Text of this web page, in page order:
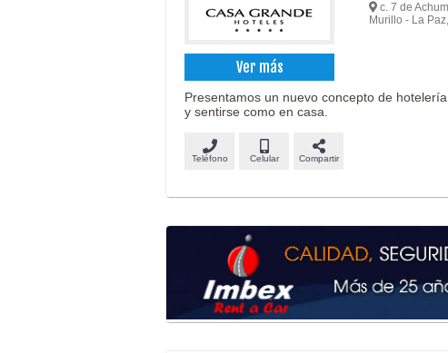
Ver más
c. 7 de
Murillo - La Paz,
Presentamos un nuevo concepto de
y sentirse como en casa.
Teléfono Celular Compartir